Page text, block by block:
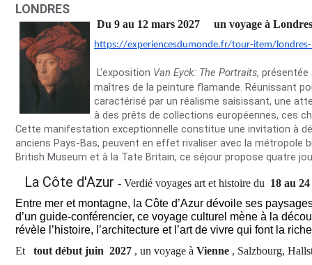
LONDRES
Du 9 au 12 mars 2027 un voyage à
https://experiencesdumonde.fr/tour-item/londres-
L'exposition Van Eyck: The Portraits, présentée
maîtres de la peinture flamande. Réunissant
caractérisé par un réalisme saisissant, une
à des prêts de collections européennes, ces
Cette manifestation exceptionnelle constitue une invitation à
anciens Pays-Bas, peuvent en effet rivaliser avec la métropole
British Museum et à la Tate Britain, ce séjour propose quatre
La Côte d'Azur - Verdié voyages art et histoire du 18 au
Entre mer et montagne, la Côte d’Azur dévoile ses
d’un guide-conférencier, ce voyage culturel mène à la
révèle l’histoire, l’architecture et l’art de vivre qui font la
Et
tout début juin 2027 , un voyage à Vienne , Salzbourg,